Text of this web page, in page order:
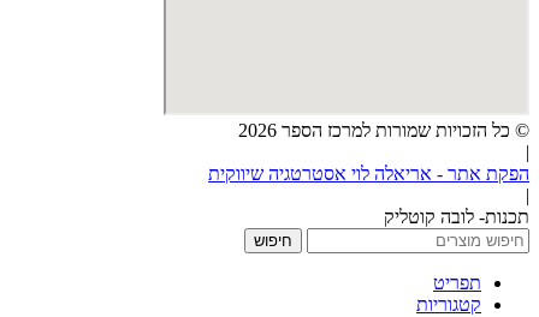
© כל הזכויות שמורות למרכז הספר 2026
|
הפקת אתר - אריאלה לוי אסטרטגיה שיווקית
|
תכנות- לובה קוטליק
חיפוש
תפריט
קטגוריות